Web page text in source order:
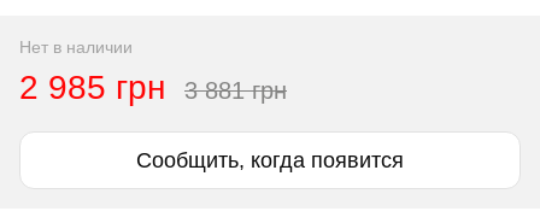
Нет в наличии
2 985 грн 3 881 грн
Сообщить, когда появится